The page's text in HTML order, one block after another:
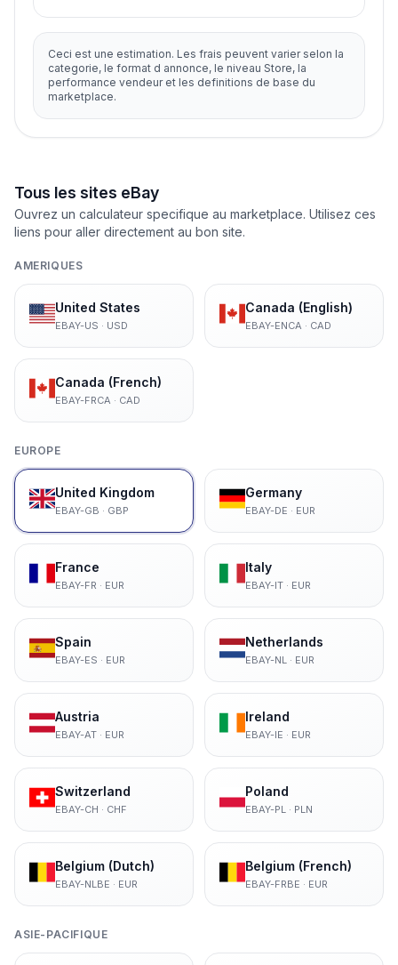
Ceci est une estimation. Les frais peuvent varier selon la
categorie, le format d annonce, le niveau Store, la
performance vendeur et les definitions de base du
marketplace.
Tous les sites eBay
Ouvrez un calculateur specifique au marketplace. Utilisez ces
liens pour aller directement au bon site.
AMERIQUES
United States
EBAY-US · USD
Canada (English)
EBAY-ENCA · CAD
Canada (French)
EBAY-FRCA · CAD
EUROPE
United Kingdom
EBAY-GB · GBP
Germany
EBAY-DE · EUR
France
EBAY-FR · EUR
Italy
EBAY-IT· EUR
Spain
EBAY-ES · EUR
Netherlands
EBAY-NL· EUR
Austria
EBAY-AT· EUR
Ireland
EBAY-IE · EUR
Switzerland
EBAY-CH · CHF
Poland
EBAY-PL· PLN
Belgium (Dutch)
EBAY-NLBE · EUR
Belgium (French)
EBAY-FRBE · EUR
ASIE-PACIFIQUE